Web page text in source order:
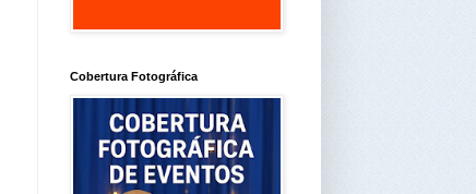
Cobertura Fotográfica